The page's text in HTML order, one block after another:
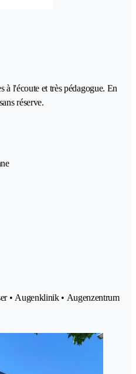
à l'écoute et très pédagogue. En
réserve.
• Augenklinik • Augenzentrum